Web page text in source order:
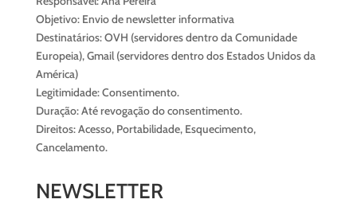
Objetivo: Envio de newsletter informativa
Destinatários: OVH (servidores dentro da Comunidade
Europeia), Gmail (servidores dentro dos Estados Unidos da
América)
Legitimidade: Consentimento.
Duração: Até revogação do consentimento.
Direitos: Acesso, Portabilidade, Esquecimento,
Cancelamento.
NEWSLETTER